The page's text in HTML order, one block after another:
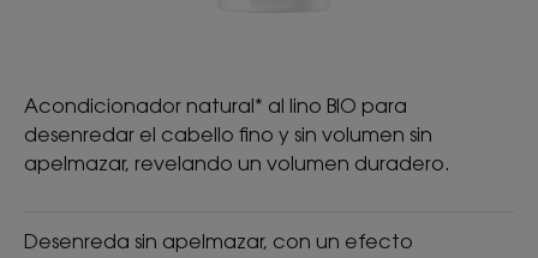
Acondicionador natural* al lino BIO para
desenredar el cabello fino y sin volumen sin
apelmazar, revelando un volumen duradero.
Desenreda sin apelmazar, con un efecto